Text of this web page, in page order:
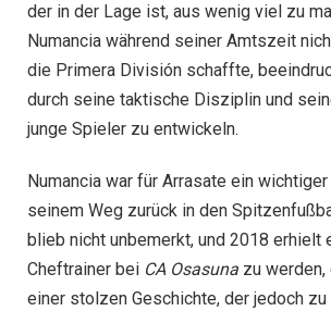
der in der Lage ist, aus wenig viel zu
Numancia während seiner Amtszeit
die Primera División schaffte,
durch seine taktische Disziplin und
junge Spieler zu entwickeln.
Numancia war für Arrasate ein
seinem Weg zurück in den
blieb nicht unbemerkt, und 2018 erhielt
Cheftrainer bei CA Osasuna zu
einer stolzen Geschichte, der jedoch